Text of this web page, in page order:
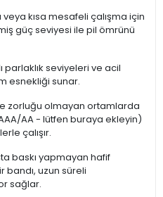
kısa mesafeli çalışma için
güç seviyesi ile pil ömrünü
parlaklık seviyeleri ve acil
esnekliği sunar.
zorluğu olmayan ortamlarda
AA - lütfen buraya ekleyin)
çalışır.
baskı yapmayan hafif
bandı, uzun süreli
sağlar.